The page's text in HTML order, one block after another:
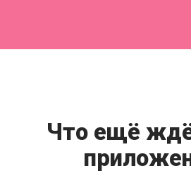
Что ещё